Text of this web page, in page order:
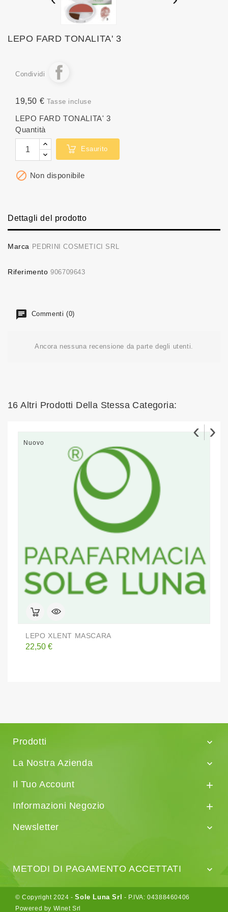
LEPO FARD TONALITA' 3
Condividi
19,50 € Tasse incluse
LEPO FARD TONALITA' 3
Quantità
Esaurito
 Non disponibile
Dettagli del prodotto
Marca PEDRINI COSMETICI SRL
Riferimento 906709643
Commenti (0)
Ancora nessuna recensione da parte degli utenti.
16 Altri Prodotti Della Stessa Categoria:
Nuovo
LEPO XLENT MASCARA
Prezzo
22,50 €
‹ ›
Prodotti

La Nostra Azienda

Il Tuo Account

Informazioni Negozio

Newsletter

METODI DI PAGAMENTO ACCETTATI 
© Copyright 2024 -Sole Luna Srl
- P.IVA: 04388460406
Powered by Winet Srl